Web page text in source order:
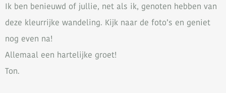
Ik ben benieuwd of jullie, net als ik, genoten hebben van
deze kleurrijke wandeling. Kijk naar de foto’s en geniet
nog even na!
Allemaal een hartelijke groet!
Ton.